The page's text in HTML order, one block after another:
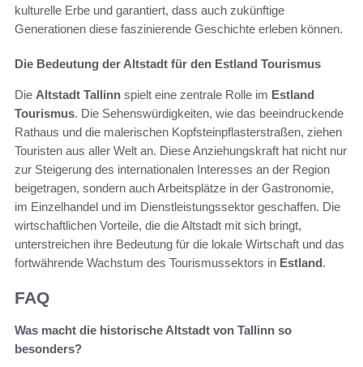
kulturelle Erbe und garantiert, dass auch zukünftige
Generationen diese faszinierende Geschichte erleben können.
Die Bedeutung der Altstadt für den Estland Tourismus
Die Altstadt Tallinn spielt eine zentrale Rolle im Estland
Tourismus. Die Sehenswürdigkeiten, wie das beeindruckende
Rathaus und die malerischen Kopfsteinpflasterstraßen, ziehen
Touristen aus aller Welt an. Diese Anziehungskraft hat nicht nur
zur Steigerung des internationalen Interesses an der Region
beigetragen, sondern auch Arbeitsplätze in der Gastronomie,
im Einzelhandel und im Dienstleistungssektor geschaffen. Die
wirtschaftlichen Vorteile, die die Altstadt mit sich bringt,
unterstreichen ihre Bedeutung für die lokale Wirtschaft und das
fortwährende Wachstum des Tourismussektors in Estland.
FAQ
Was macht die historische Altstadt von Tallinn so
besonders?